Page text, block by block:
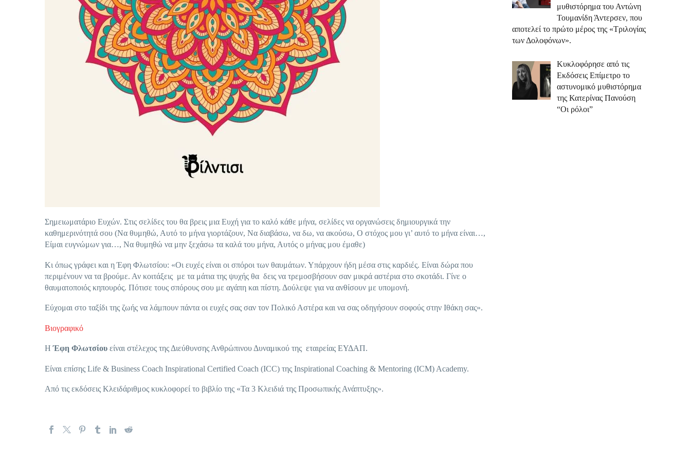
Σημειωματάριο Ευχών. Στις σελίδες του θα βρεις μια Ευχή για το καλό κάθε μήνα, σελίδες να οργανώσεις δημιουργικά την
καθημερινότητά σου (Να θυμηθώ, Αυτό το μήνα γιορτάζουν, Να διαβάσω, να δω, να ακούσω, Ο στόχος μου γι’ αυτό το μήνα είναι…,
Είμαι ευγνώμων για…, Να θυμηθώ να μην ξεχάσω τα καλά του μήνα, Αυτός ο μήνας μου έμαθε)
Κι όπως γράφει και η Έφη Φλωτσίου: «Οι ευχές είναι οι σπόροι των θαυμάτων. Υπάρχουν ήδη μέσα στις καρδιές. Είναι δώρα που
περιμένουν να τα βρούμε. Αν κοιτάξεις με τα μάτια της ψυχής θα δεις να τρεμοσβήσουν σαν μικρά αστέρια στο σκοτάδι. Γίνε ο
θαυματοποιός κηπουρός. Πότισε τους σπόρους σου με αγάπη και πίστη. Δούλεψε για να ανθίσουν με υπομονή.
Εύχομαι στο ταξίδι της ζωής να λάμπουν πάντα οι ευχές σας σαν τον Πολικό Αστέρα και να σας οδηγήσουν σοφούς στην Ιθάκη σας».
Bιογραφικό
ΗΈφη Φλωτσίου είναι στέλεχος της Διεύθυνσης Ανθρώπινου Δυναμικού της εταιρείας ΕΥΔΑΠ.
Είναι επίσης Life & Business Coach Inspirational Certified Coach (ICC) της Inspirational Coaching & Mentoring (ICM) Academy.
Από τις εκδόσεις Κλειδάριθμος κυκλοφορεί το βιβλίο της «Τα 3 Κλειδιά της Προσωπικής Ανάπτυξης».
μυθιστόρημα του Αντώνη
Τουμανίδη Άντερσεν, που
αποτελεί το πρώτο μέρος της «Τριλογίας
των Δολοφόνων».
Κυκλοφόρησε από τις
Εκδόσεις Επίμετρο το
αστυνομικό μυθιστόρημα
της Κατερίνας Πανούση
“Οι ρόλοι”